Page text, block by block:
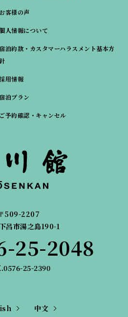
客様の声
人情報について
泊約款・カスタマーハラスメント基本方
針
用情報
泊プラン
ご予約確認・キャンセル
509-2207
呂市湯之島190-1
25-2048
25-2390
中文